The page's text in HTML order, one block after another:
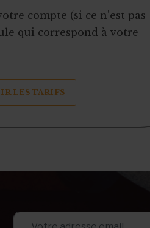
compte (si ce n’est pas
qui correspond à votre
LES TARIFS